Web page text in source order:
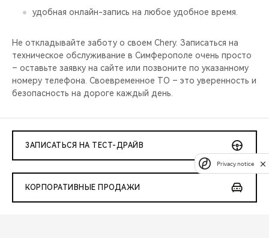
удобная онлайн-запись на любое удобное время.
Не откладывайте заботу о своем Chery. Записаться на
техническое обслуживание в Симферополе очень просто
– оставьте заявку на сайте или позвоните по указанному
номеру телефона. Своевременное ТО – это уверенность и
безопасность на дороге каждый день.
ЗАПИСАТЬСЯ НА ТЕСТ-ДРАЙВ
КОРПОРАТИВНЫЕ ПРОДАЖИ
Privacy notice